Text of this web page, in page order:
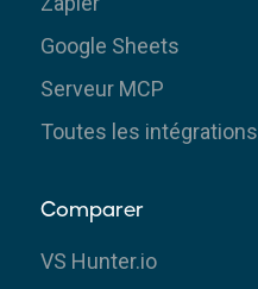
Google Sheets
Serveur MCP
Toutes les intégrations
Comparer
VS Hunter.io